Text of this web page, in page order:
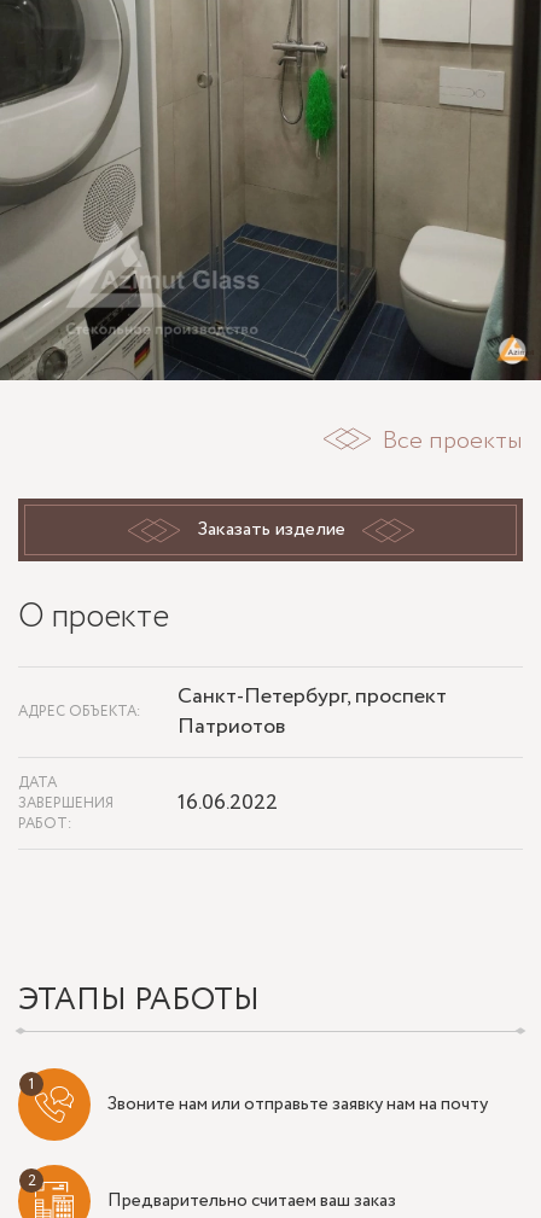
Все проекты
Заказать изделие
О проекте
АДРЕС ОБЪЕКТА:
Санкт-Петербург, проспект
Патриотов
ДАТА
ЗАВЕРШЕНИЯ
РАБОТ:
16.06.2022
ЭТАПЫ РАБОТЫ
Звоните нам или отправьте заявку нам на почту
Предварительно считаем ваш заказ